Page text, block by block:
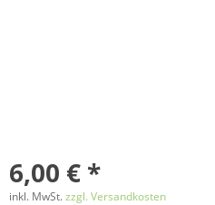
6,00 € *
inkl. MwSt.zzgl. Versandkosten